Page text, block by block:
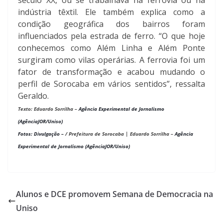
indústria têxtil. Ele também explica como a
condição geográfica dos bairros foram
influenciados pela estrada de ferro. “O que hoje
conhecemos como Além Linha e Além Ponte
surgiram como vilas operárias. A ferrovia foi um
fator de transformação e acabou mudando o
perfil de Sorocaba em vários sentidos”, ressalta
Geraldo.
Texto: Eduardo Sorrilha –Agência Experimental de Jornalismo
(AgênciaJOR/Uniso)
Fotos: Divulgação – / Prefeitura de Sorocaba | Eduardo Sorrilha –Agência
Experimental de Jornalismo (AgênciaJOR/Uniso)
Alunos e DCE promovem Semana de Democracia na
Uniso